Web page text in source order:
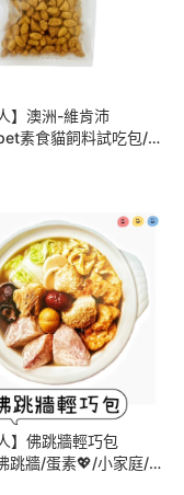
】澳洲-維肯沛
素食貓飼料試吃包/
飼料/素食貓飼料
】佛跳牆輕巧包
跳牆/蛋素💖/小家庭/